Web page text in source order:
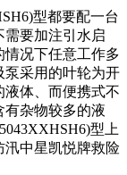
型都要配一台
需要加注引水启
况下任意工作多
泵采用的叶轮为开
体、而便携式不
有杂物较多的液
型上
汛中星凯悦牌救险